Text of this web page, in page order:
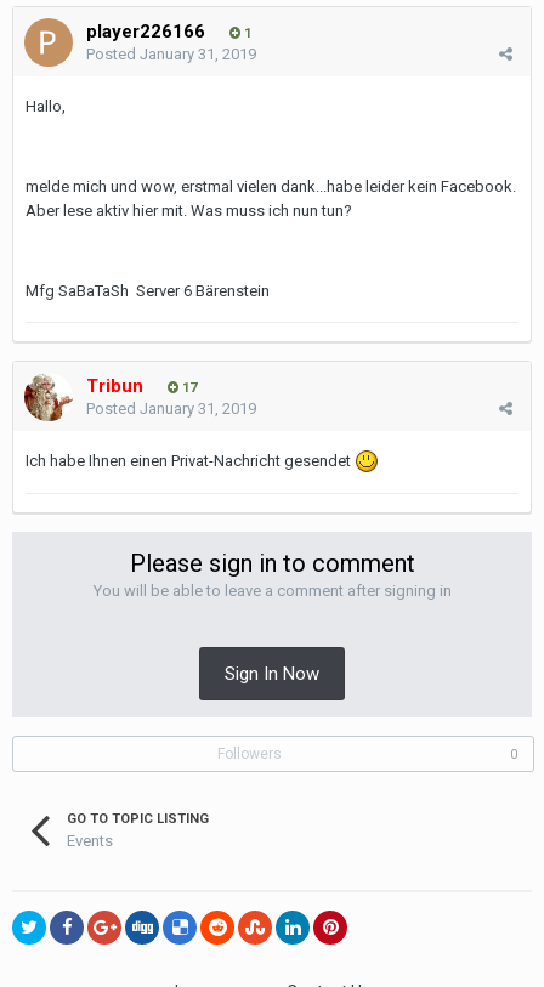
player226166 1
Posted January 31, 2019
Hallo,
melde mich und wow, erstmal vielen dank...habe leider kein Facebook.
Aber lese aktiv hier mit. Was muss ich nun tun?
Mfg SaBaTaSh Server 6 Bärenstein
Tribun 17
Posted January 31, 2019
Ich habe Ihnen einen Privat-Nachricht gesendet
Please sign in to comment
You will be able to leave a comment after signing in
Sign In Now
Followers 0
GO TO TOPIC LISTING
Events